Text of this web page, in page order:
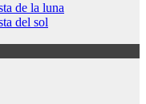
de la luna
del sol